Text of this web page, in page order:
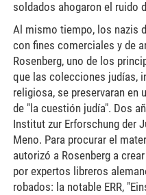
soldados ahogaron el ruido
Al mismo tiempo, los nazis
con fines comerciales y de
Rosenberg, uno de los
que las colecciones judías,
religiosa, se preservaran
de "la cuestión judía". Dos
Institut zur Erforschung der
Meno. Para procurar el
autorizó a Rosenberg a
por expertos libreros
robados: la notable ERR,